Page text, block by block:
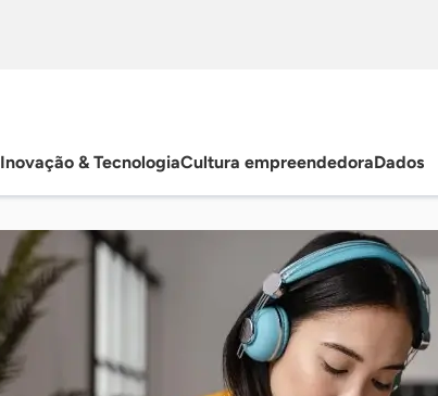
Inovação & TecnologiaCultura empreendedoraDados